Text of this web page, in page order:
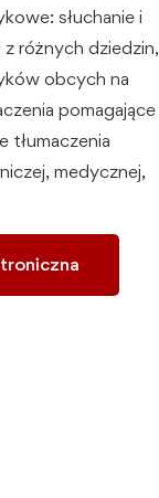
słuchanie i
różnych dziedzin,
obcych na
pomagające
tłumaczenia
medycznej,